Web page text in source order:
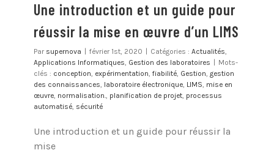
Une introduction et un guide pour
réussir la mise en œuvre d’un LIMS
Par supernova février 1st, 2020 Catégories : Actualités,
Applications Informatiques, Gestion des laboratoires
Mots-
clés : conception, expérimentation, fiabilité, Gestion, gestion
des connaissances, laboratoire électronique, LIMS, mise en
œuvre, normalisation., planification de projet, processus
automatisé, sécurité
Une introduction et un guide pour réussir la
mise